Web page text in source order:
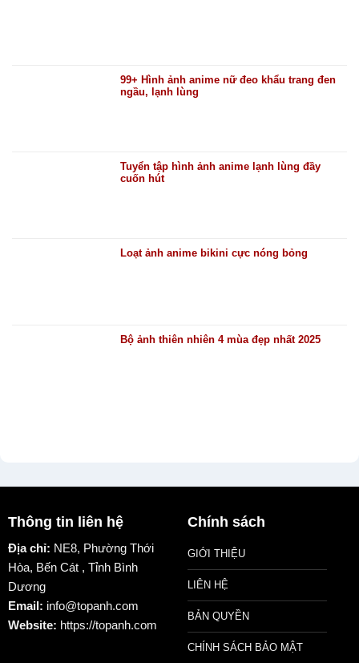
99+ Hình ảnh anime nữ đeo khẩu trang đen
ngầu, lạnh lùng
Tuyển tập hình ảnh anime lạnh lùng đầy
cuốn hút
Loạt ảnh anime bikini cực nóng bỏng
Bộ ảnh thiên nhiên 4 mùa đẹp nhất 2025
Thông tin liên hệ
Địa chỉ: NE8, Phường Thới
Hòa, Bến Cát , Tỉnh Bình
Dương
Email: info@topanh.com
Website: https://topanh.com
Chính sách
GIỚI THIỆU
LIÊN HỆ
BẢN QUYỀN
CHÍNH SÁCH BẢO MẬT